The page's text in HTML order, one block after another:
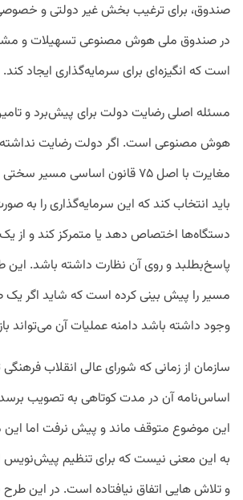
صندوق، برای ترغیب بخش غیر دولتی و
در صندوق ملی هوش مصنوعی تسهیلات و
است که انگیزه‌ای برای سرمایه‌گذاری ایجاد کند.
مسئله اصلی رضایت دولت برای پیش‌برد و
هوش مصنوعی است. اگر دولت رضایت نداشته
مغایرت با اصل ۷۵ قانون اساسی
باید انتخاب کند که این سرمایه‌گذاری را به
دستگاه‌ها اختصاص دهد یا متمرکز کند و از یک
پاسخ‌بطلبد و روی آن نظارت داشته باشد.
مسیر را پیش بینی کرده است که شاید اگر
وجود داشته باشد دامنه عملیات آن می‌تواند
سازمان از زمانی که شورای عالی انقلاب
اساس‌نامه‌ آن در مدت کوتاهی به تصویب برسد
این موضوع متوقف ماند و پیش نرفت اما
به این معنی نیست که برای تنظیم پیش‌نویس
و تلاش هایی اتفاق نیافتاده است. در این